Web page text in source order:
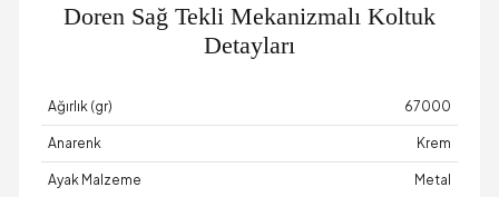
Doren Sağ Tekli Mekanizmalı Koltuk
Detayları
Ağırlık (gr) 67000
Anarenk Krem
Ayak Malzeme Metal